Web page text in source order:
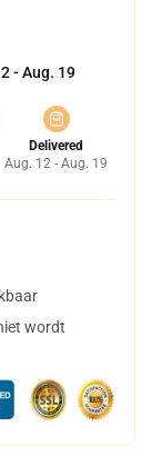
- Aug. 19
Delivered
Aug. 12 - Aug. 19
wordt